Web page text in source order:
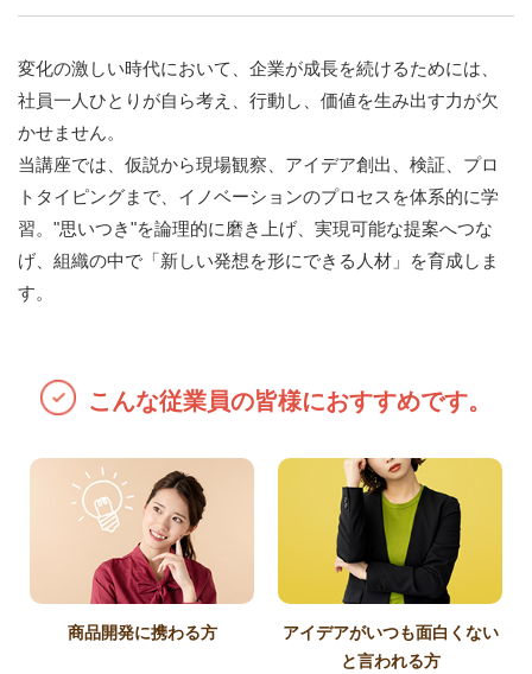
変化の激しい時代において、企業が成長を続けるためには、
社員一人ひとりが自ら考え、行動し、価値を生み出す力が欠
かせません。
当講座では、仮説から現場観察、アイデア創出、検証、プロ
トタイピングまで、イノベーションのプロセスを体系的に学
習。"思いつき"を論理的に磨き上げ、実現可能な提案へつな
げ、組織の中で「新しい発想を形にできる人材」を育成しま
す。
こんな従業員の皆様におすすめです。
商品開発に携わる方
アイデアがいつも面白くない
と言われる方